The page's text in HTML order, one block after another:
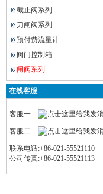
截止阀系列
刀闸阀系列
预付费流量计
阀门控制箱
闸阀系列
在线客服
客服一
客服二
联系电话:+86-021-55521110
公司传真:+86-021-55521113